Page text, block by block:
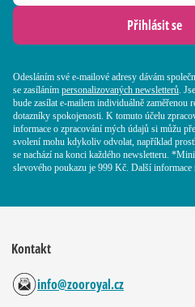
Přihlásit se
Odesláním své e-mailové adresy dávám
se zasíláním personalizovaných newsletterů.
bude zasílat e-mailem individuálně zaměřenou
dotazníky spokojenosti. K tomuto účelu
informace o zpracování mých údajů si můžu
svolení mohu kdykoliv odvolat, například
se nachází na konci každého newsletteru.
slevového poukazu je 999 Kč. Další informace
Kontakt
info@zooroyal.cz